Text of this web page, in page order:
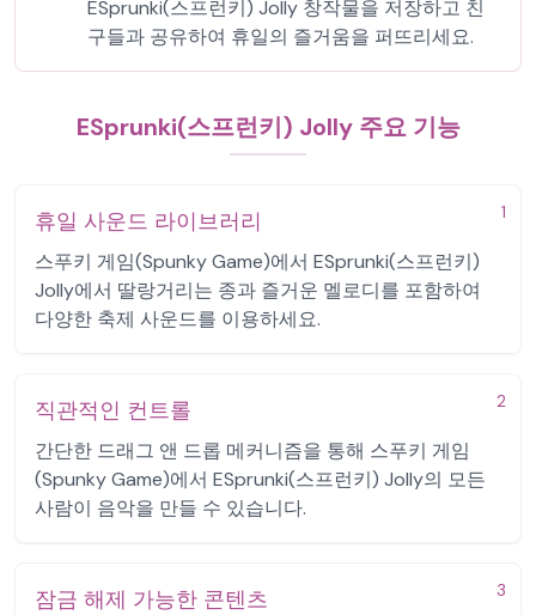
ESprunki(스프런키) Jolly 창작물을 저장하고 친
구들과 공유하여 휴일의 즐거움을 퍼뜨리세요.
ESprunki(스프런키) Jolly 주요 기능
1
휴일 사운드 라이브러리
스푸키 게임(Spunky Game)에서 ESprunki(스프런키)
Jolly에서 딸랑거리는 종과 즐거운 멜로디를 포함하여
다양한 축제 사운드를 이용하세요.
2
직관적인 컨트롤
간단한 드래그 앤 드롭 메커니즘을 통해 스푸키 게임
(Spunky Game)에서 ESprunki(스프런키) Jolly의 모든
사람이 음악을 만들 수 있습니다.
3
잠금 해제 가능한 콘텐츠